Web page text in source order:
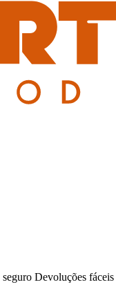
seguro Devoluções fáceis